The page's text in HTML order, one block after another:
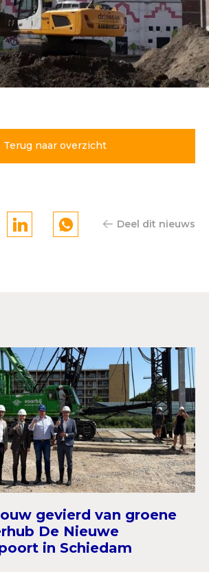
Terug naar overzicht
Deel dit nieuws
gevierd van groene
De Nieuwe
in Schiedam